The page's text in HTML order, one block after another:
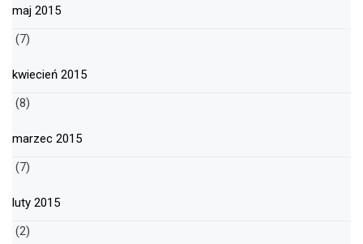
maj 2015
(7)
kwiecień 2015
(8)
marzec 2015
(7)
luty 2015
(2)